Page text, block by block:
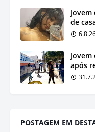
de
após
POSTAGEM EM